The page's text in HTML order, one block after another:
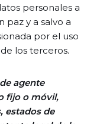
personales a
paz y a salvo a
por el uso
los terceros.
agente
fijo o móvil,
estados de